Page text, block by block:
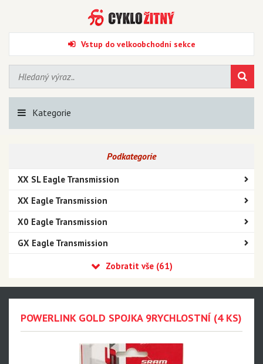
Vstup do velkoobchodní sekce
Kategorie
Podkategorie
XX SL Eagle Transmission
XX Eagle Transmission
X0 Eagle Transmission
GX Eagle Transmission
Eagle 90 Transmission
Eagle 70 Transmission
Eagle S200 - NEW!!!
POWERLINK GOLD SPOJKA 9RYCHLOSTNÍ (4 KS)